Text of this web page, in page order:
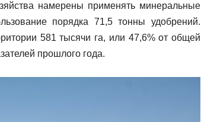
намерены применять минеральные
порядка 71,5 тонны удобрений.
581 тысячи га, или 47,6% от общей
прошлого года.